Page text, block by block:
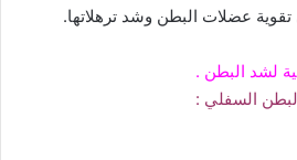
عضلات البطن وشد ترهلاتها.
السفلي :